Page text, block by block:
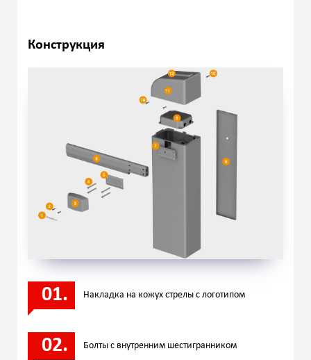
Конструкция
Нaкладка на кожух стрелы с логотипом
Болты с внутренним шестигранником